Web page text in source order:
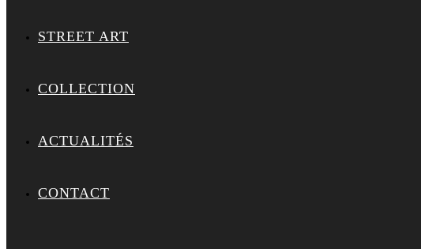
STREET ART
COLLECTION
ACTUALITÉS
CONTACT